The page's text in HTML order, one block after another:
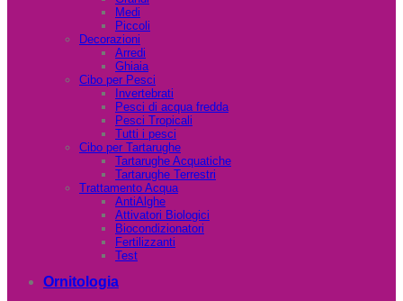
Medi
Piccoli
Decorazioni
Arredi
Ghiaia
Cibo per Pesci
Invertebrati
Pesci di acqua fredda
Pesci Tropicali
Tutti i pesci
Cibo per Tartarughe
Tartarughe Acquatiche
Tartarughe Terrestri
Trattamento Acqua
AntiAlghe
Attivatori Biologici
Biocondizionatori
Fertilizzanti
Test
Ornitologia